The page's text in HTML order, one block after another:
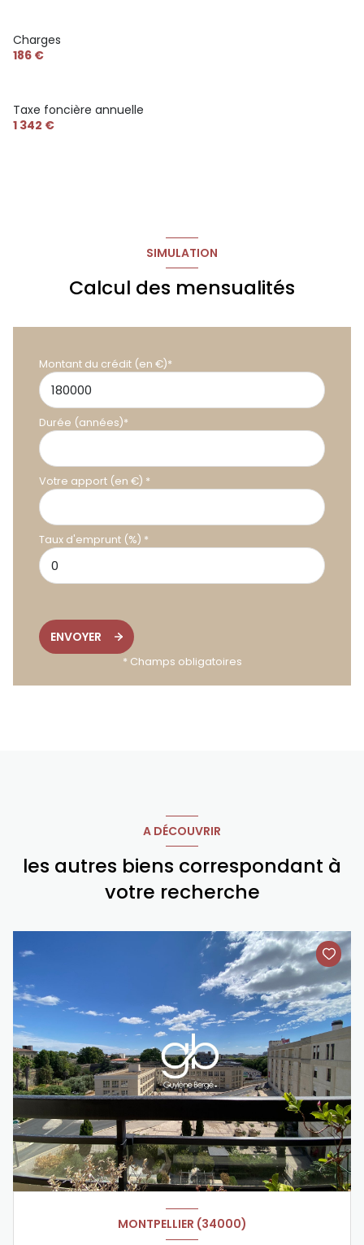
Charges
186 €
Taxe foncière annuelle
1 342 €
SIMULATION
Calcul des mensualités
Montant du crédit (en €)*
Durée (années)*
Votre apport (en €) *
Taux d'emprunt (%) *
ENVOYER
* Champs obligatoires
A DÉCOUVRIR
les autres biens correspondant à
votre recherche
MONTPELLIER (34000)